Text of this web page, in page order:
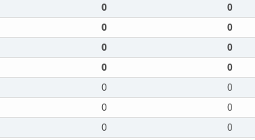
0 0
0 0
0 0
0 0
0 0
0 0
0 0